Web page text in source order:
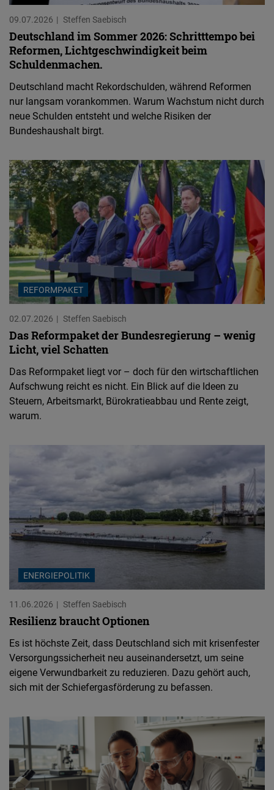
09.07.2026 Steffen Saebisch
Deutschland im Sommer 2026: Schritttempo bei
Reformen, Lichtgeschwindigkeit beim
Schuldenmachen.
Deutschland macht Rekordschulden, während Reformen
nur langsam vorankommen. Warum Wachstum nicht durch
neue Schulden entsteht und welche Risiken der
Bundeshaushalt birgt.
REFORMPAKET
02.07.2026 Steffen Saebisch
Das Reformpaket der Bundesregierung – wenig
Licht, viel Schatten
Das Reformpaket liegt vor – doch für den wirtschaftlichen
Aufschwung reicht es nicht. Ein Blick auf die Ideen zu
Steuern, Arbeitsmarkt, Bürokratieabbau und Rente zeigt,
warum.
ENERGIEPOLITIK
11.06.2026 Steffen Saebisch
Resilienz braucht Optionen
Es ist höchste Zeit, dass Deutschland sich mit krisenfester
Versorgungssicherheit neu auseinandersetzt, um seine
eigene Verwundbarkeit zu reduzieren. Dazu gehört auch,
sich mit der Schiefergasförderung zu befassen.